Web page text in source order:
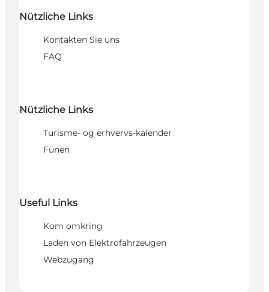
Nützliche Links
Kontakten Sie uns
FAQ
Nützliche Links
Turisme- og erhvervs-kalender
Fünen
Useful Links
Kom omkring
Laden von Elektrofahrzeugen
Webzugang